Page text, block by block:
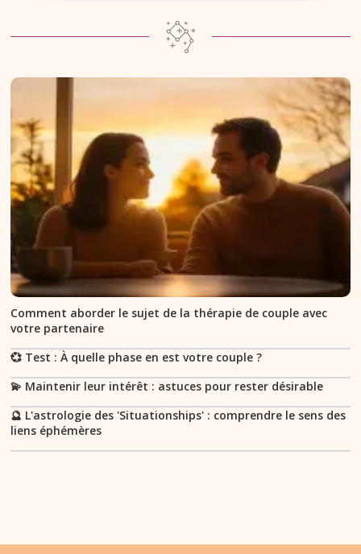
Comment aborder le sujet de la thérapie de couple avec
votre partenaire
💞 Test : À quelle phase en est votre couple ?
💫 Maintenir leur intérêt : astuces pour rester désirable
🔮 L'astrologie des 'Situationships' : comprendre le sens des
liens éphémères